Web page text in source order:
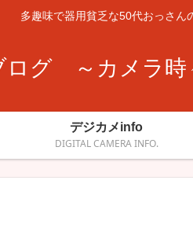
多趣味で器用貧乏な50代おっさん
ログ ～カメラ時
デジカメinfo
DIGITAL CAMERA INFO.